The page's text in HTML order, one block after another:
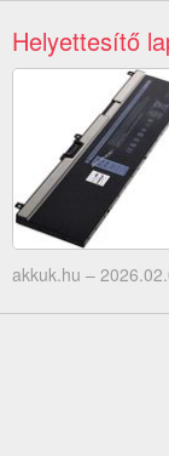
Helyettesítő
akkuk.hu –